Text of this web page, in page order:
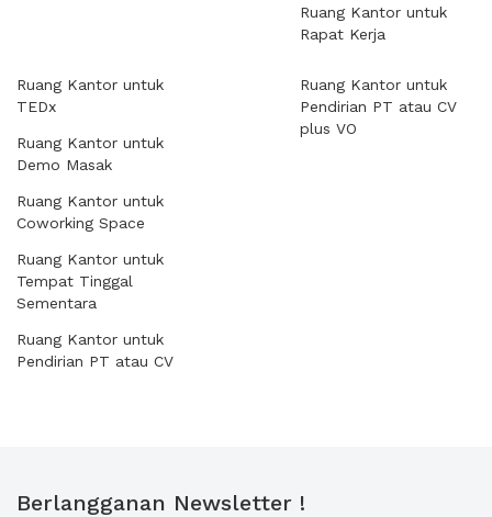
Ruang Kantor untuk
Rapat Kerja
Ruang Kantor untuk
TEDx
Ruang Kantor untuk
Demo Masak
Ruang Kantor untuk
Coworking Space
Ruang Kantor untuk
Tempat Tinggal
Sementara
Ruang Kantor untuk
Pendirian PT atau CV
Ruang Kantor untuk
Pendirian PT atau CV
plus VO
Berlangganan Newsletter !